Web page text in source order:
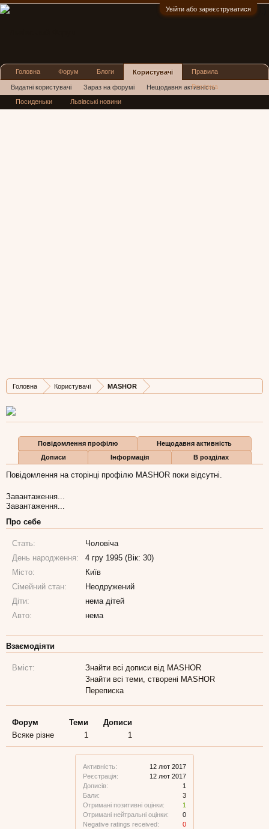
Увійти або зареєструватися
Головна Користувачі MASHOR
Активність:
12 лют 2017
Реєстрація:
12 лют 2017
Дописів:
1
Бали:
3
Отримані позитивні оцінки:
1
Отримані нейтральні оцінки:
0
Negative ratings received:
0
Дописів
1
Карма
1
Бали
3
Повідомлення профілю
Нещодавня активність
Дописи
Інформація В розділах
Повідомлення на сторінці профілю MASHOR поки відсутні.
Завантаження...
Завантаження...
Про себе
Стать:
Чоловіча
День народження:
4 гру 1995 (Вік: 30)
Місто:
Київ
Сімейний стан:
Неодружений
Діти:
нема дітей
Авто:
нема
Взаємодіяти
Вміст:
Знайти всі дописи від MASHOR
Знайти всі теми, створені MASHOR
Переписка
Форум Теми
Дописи
Всяке різне
1 1
Головна Форум Блоги Користувачі
Видатні користувачі Зараз на форумі Нещодавня активність
Нові повідомлення профілю
Правила
Реклама
Посиденьки Львівські новини